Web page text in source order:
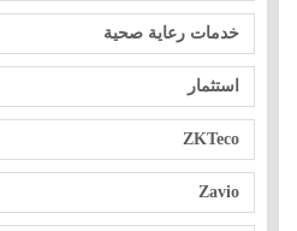
خدمات رعاية صحية
استثمار
ZKTeco
Zavio